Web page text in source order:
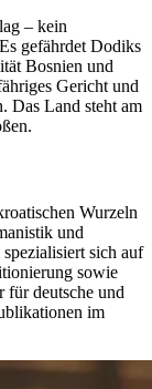
– kein
gefährdet Dodiks
Bosnien und
Gericht und
Das Land steht am
Wurzeln
und
sich auf
sowie
für deutsche und
im